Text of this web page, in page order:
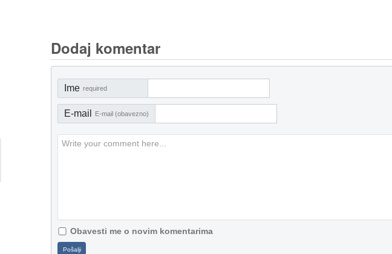
Dodaj komentar
Ime required
E-mail E-mail (obavezno)
Obavesti me o novim komentarima
Pošalji